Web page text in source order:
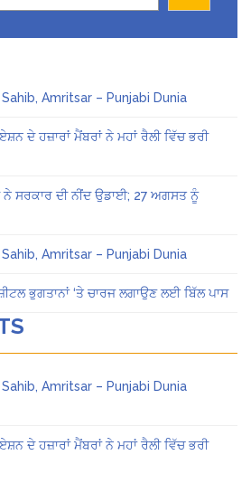
Amritsar – Punjabi Dunia
ਦੇ ਹਜ਼ਾਰਾਂ ਮੈਂਬਰਾਂ ਨੇ ਮਹਾਂ ਰੈਲੀ ਵਿੱਚ ਭਰੀ
ਨੇ ਸਰਕਾਰ ਦੀ ਨੀਂਦ ਉਡਾਈ; 27 ਅਗਸਤ ਨੂੰ
Amritsar – Punjabi Dunia
ਭੁਗਤਾਨਾਂ ‘ਤੇ ਚਾਰਜ ਲਗਾਉਣ ਲਈ ਬਿੱਲ ਪਾਸ
Amritsar – Punjabi Dunia
ਦੇ ਹਜ਼ਾਰਾਂ ਮੈਂਬਰਾਂ ਨੇ ਮਹਾਂ ਰੈਲੀ ਵਿੱਚ ਭਰੀ